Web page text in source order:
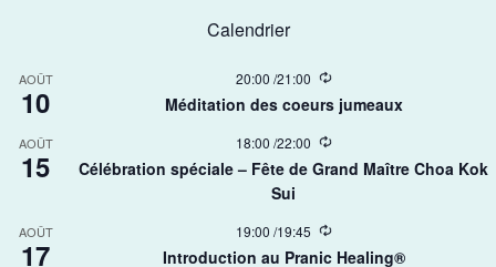
Calendrier
AOÛT
10
20:00 /21:00
R
c
r
r
Méditation des coeurs jumeaux
AOÛT
15
18:00 /22:00
R
c
r
Célébration spéciale – Fête de Grand Maître Choa Kok
Sui​
AOÛT
17
19:00 /19:45
R
e
Introduction au Pranic Healing®